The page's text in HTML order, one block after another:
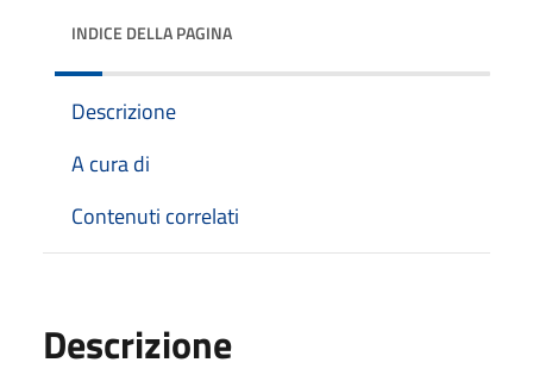
INDICE DELLA PAGINA
Descrizione
A cura di
Contenuti correlati
Descrizione